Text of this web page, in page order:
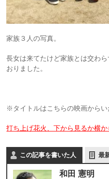
家族３人の写真。
長女は来てたけど家族とは交わ
おりました。
※タイトルはこちらの映画からい
打ち上げ花火、下から見るか横
この記事を書いた人 最
和田 憲明